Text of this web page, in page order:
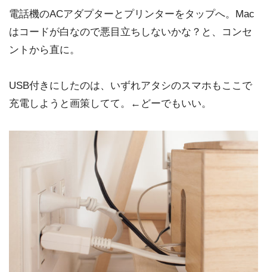
電話機のACアダプターとプリンターをタップへ。Mac
はコードが白なので悪目立ちしないかな？と、コンセ
ントから直に。
USB付きにしたのは、いずれアタシのスマホもここで
充電しようと画策してて。←どーでもいい。